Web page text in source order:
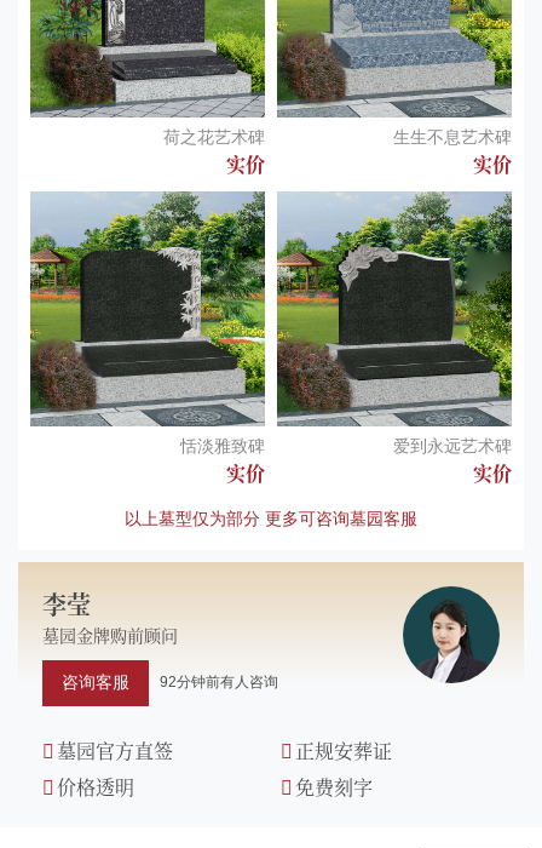
荷之花艺术碑
实价
生生不息艺术碑
实价
恬淡雅致碑
实价
爱到永远艺术碑
实价
以上墓型仅为部分 更多可咨询墓园客服
李莹
墓园金牌购前顾问
咨询客服 92分钟前有人咨询
墓园官方直签
正规安葬证
价格透明
免费刻字